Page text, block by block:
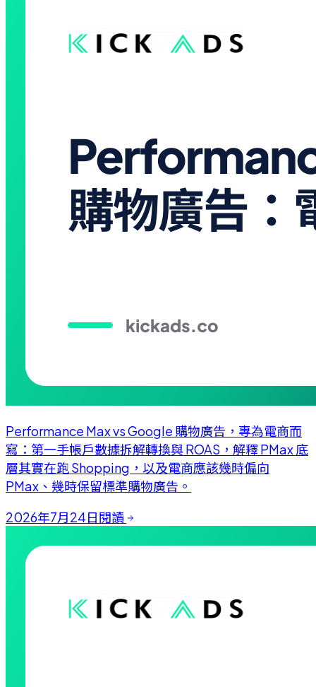
Performance Max vs Google 購物廣告，專為電商而
寫：第一手帳戶數據拆解轉換與 ROAS，解釋 PMax 底
層其實在跑 Shopping，以及電商應該幾時偏向
PMax、幾時保留標準購物廣告。
2026年7月24日閱讀